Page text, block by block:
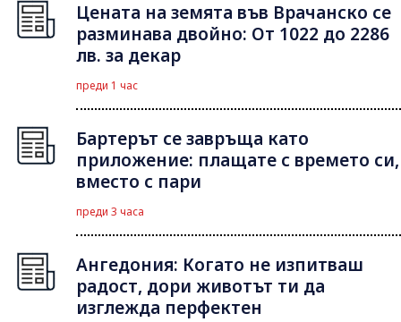
Цената на земята във Врачанско се
разминава двойно: От 1022 до 2286
лв. за декар
преди 1 час
Бартерът се завръща като
приложение: плащате с времето си,
вместо с пари
преди 3 часа
Ангедония: Когато не изпитваш
радост, дори животът ти да
изглежда перфектен